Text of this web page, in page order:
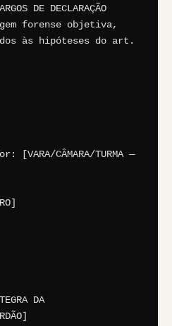
DE DECLARAÇÃO
forense objetiva,
às hipóteses do art.
CÂMARA/TURMA —
DA